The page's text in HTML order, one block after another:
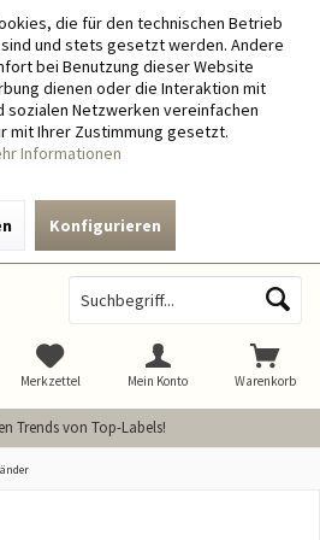
die für den technischen Betrieb
und stets gesetzt werden. Andere
bei Benutzung dieser Website
dienen oder die Interaktion mit
sozialen Netzwerken vereinfachen
mit Ihrer Zustimmung gesetzt.
Informationen
Konfigurieren
Trends von Top-Labels!
Warenkorb
Merkzettel Mein Konto